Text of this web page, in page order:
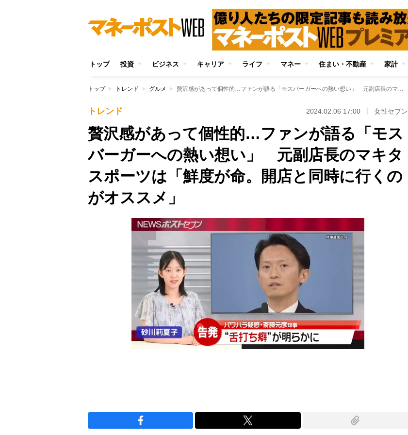
トップ 投資 ビジネス キャリア ライフ マネー 住まい・不動産 家計
トップ トレンド グルメ 贅沢感があって個性的…ファンが語る「モスバーガーへの熱い想い」 元副店長のマキタスポーツは「鮮度が命。開店と同時に行くのがオススメ」
トレンド 2024.02.06 17:00 女性セブン
贅沢感があって個性的…ファンが語る「モス
バーガーへの熱い想い」 元副店長のマキタ
スポーツは「鮮度が命。開店と同時に行くの
がオススメ」